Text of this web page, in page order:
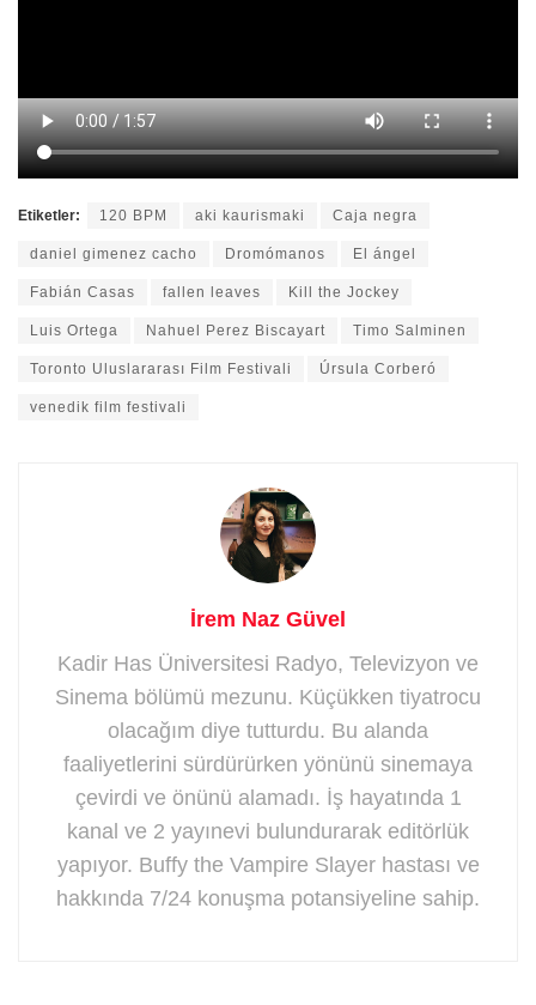
Etiketler: 120 BPM aki kaurismaki Caja negra
daniel gimenez cacho Dromómanos El ángel
Fabián Casas fallen leaves Kill the Jockey
Luis Ortega Nahuel Perez Biscayart Timo Salminen
Toronto Uluslararası Film Festivali Úrsula Corberó
venedik film festivali
İrem Naz Güvel
Kadir Has Üniversitesi Radyo, Televizyon ve
Sinema bölümü mezunu. Küçükken tiyatrocu
olacağım diye tutturdu. Bu alanda
faaliyetlerini sürdürürken yönünü sinemaya
çevirdi ve önünü alamadı. İş hayatında 1
kanal ve 2 yayınevi bulundurarak editörlük
yapıyor. Buffy the Vampire Slayer hastası ve
hakkında 7/24 konuşma potansiyeline sahip.